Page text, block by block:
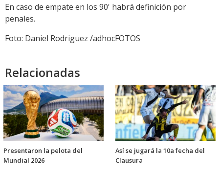
En caso de empate en los 90' habrá definición por
penales.
Foto: Daniel Rodriguez /adhocFOTOS
Relacionadas
Presentaron la pelota del
Mundial 2026
Así se jugará la 10a fecha del
Clausura